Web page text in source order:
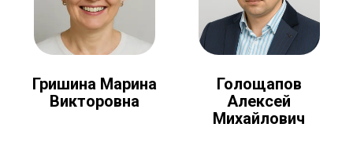
Гришина Марина
Викторовна
Голощапов
Алексей
Михайлович